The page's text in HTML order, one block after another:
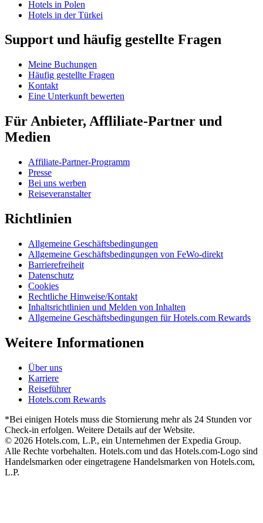
Hotels in Polen
Hotels in der Türkei
Support und häufig gestellte Fragen
Meine Buchungen
Häufig gestellte Fragen
Kontakt
Eine Unterkunft bewerten
Für Anbieter, Affliliate-Partner und
Medien
Affiliate-Partner-Programm
Presse
Bei uns werben
Reiseveranstalter
Richtlinien
Allgemeine Geschäftsbedingungen
Allgemeine Geschäftsbedingungen von FeWo-direkt
Barrierefreiheit
Datenschutz
Cookies
Rechtliche Hinweise/Kontakt
Inhaltsrichtlinien und Melden von Inhalten
Allgemeine Geschäftsbedingungen für Hotels.com Rewards
Weitere Informationen
Über uns
Karriere
Reiseführer
Hotels.com Rewards
*Bei einigen Hotels muss die Stornierung mehr als 24 Stunden vor
Check-in erfolgen. Weitere Details auf der Website.
© 2026 Hotels.com, L.P., ein Unternehmen der Expedia Group.
Alle Rechte vorbehalten. Hotels.com und das Hotels.com-Logo sind
Handelsmarken oder eingetragene Handelsmarken von Hotels.com,
L.P.